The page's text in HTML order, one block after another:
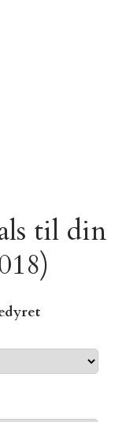
til din